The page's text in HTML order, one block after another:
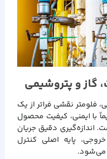
گاز و پتروشیمی
فلومتر نقشی فراتر از یک
با ایمنی، کیفیت محصول
اندازه‌گیری دقیق جریان
پایه اصلی کنترل
می‌شود.